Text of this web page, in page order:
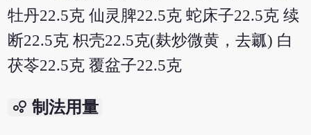
牡丹22.5克 仙灵脾22.5克 蛇床子22.5克 续
断22.5克 枳壳22.5克(麸炒微黄，去瓤) 白
茯苓22.5克 覆盆子22.5克
bubble_chart 制法用量